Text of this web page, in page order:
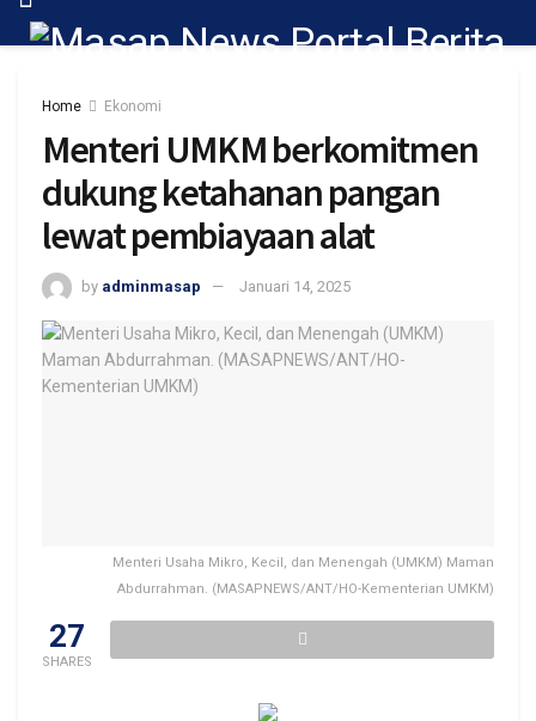
Home Ekonomi
Menteri UMKM berkomitmen
dukung ketahanan pangan
lewat pembiayaan alat
by adminmasap Januari 14, 2025
Menteri Usaha Mikro, Kecil, dan Menengah (UMKM) Maman
Abdurrahman. (MASAPNEWS/ANT/HO-Kementerian UMKM)
27
SHARES